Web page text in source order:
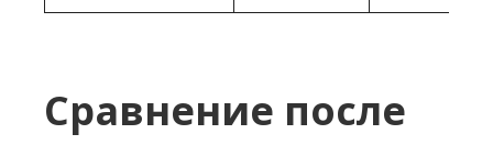
Сравнение после